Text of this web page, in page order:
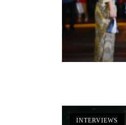
INTERVIEWS